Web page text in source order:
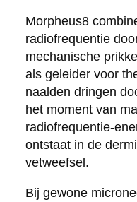
Morpheus8
radiofrequentie
mechanische
als geleider voor
naalden dringen
het moment van
radiofrequentie-
ontstaat in de
vetweefsel.
Bij gewone